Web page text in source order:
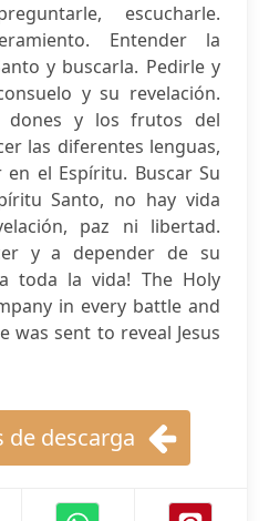
escucharle.
Entender la
y buscarla. Pedirle y
y su revelación.
dones y los frutos del
las diferentes lenguas,
el Espíritu. Buscar Su
Santo, no hay vida
paz ni libertad.
y a depender de su
toda la vida! The Holy
in every battle and
was sent to reveal Jesus
de descarga